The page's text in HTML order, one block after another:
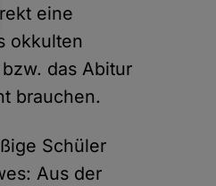
eine
okkulten
das Abitur
brauchen.
Schüler
Aus der